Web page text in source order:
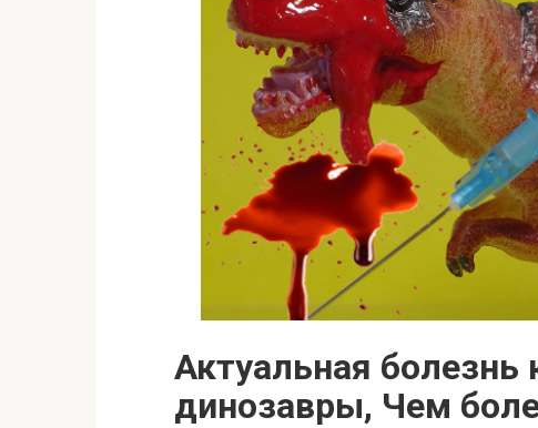
Актуальная
динозавры, Чем